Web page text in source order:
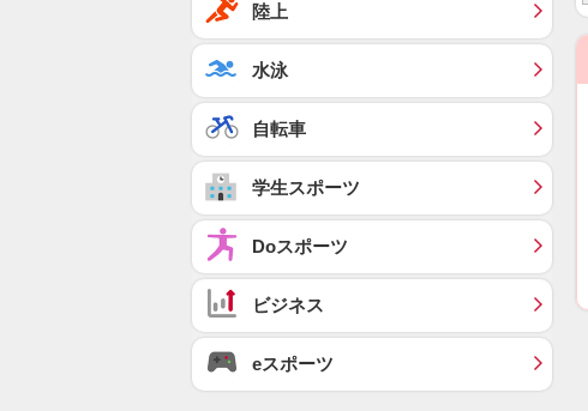
陸上
水泳
自転車
学生スポーツ
Doスポーツ
ビジネス
eスポーツ